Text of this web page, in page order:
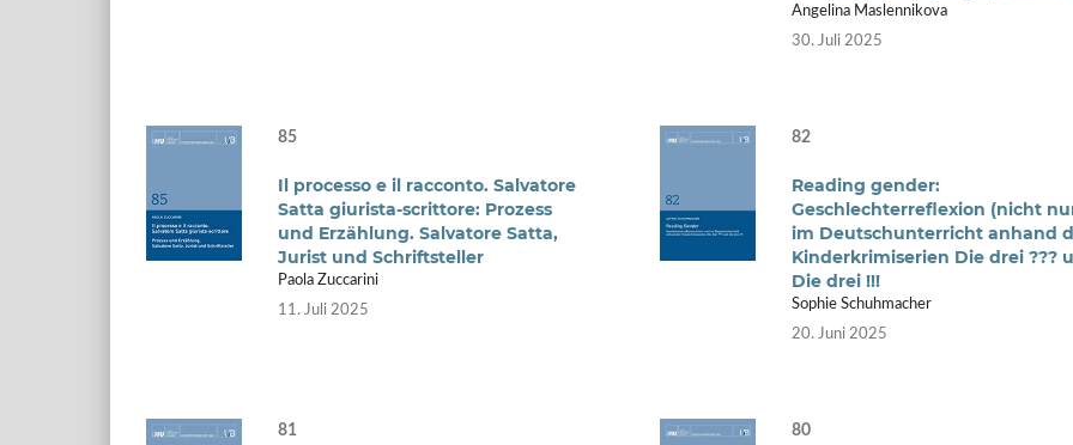
Angelina Maslennikova
30. Juli 2025
85
Il processo e il racconto. Salvatore
Satta giurista-scrittore: Prozess
und Erzählung. Salvatore Satta,
Jurist und Schriftsteller
Paola Zuccarini
11. Juli 2025
82
Reading gender:
Geschlechterreflexion (nicht
im Deutschunterricht anhand
Kinderkrimiserien Die drei ???
Die drei !!!
Sophie Schuhmacher
20. Juni 2025
81 80